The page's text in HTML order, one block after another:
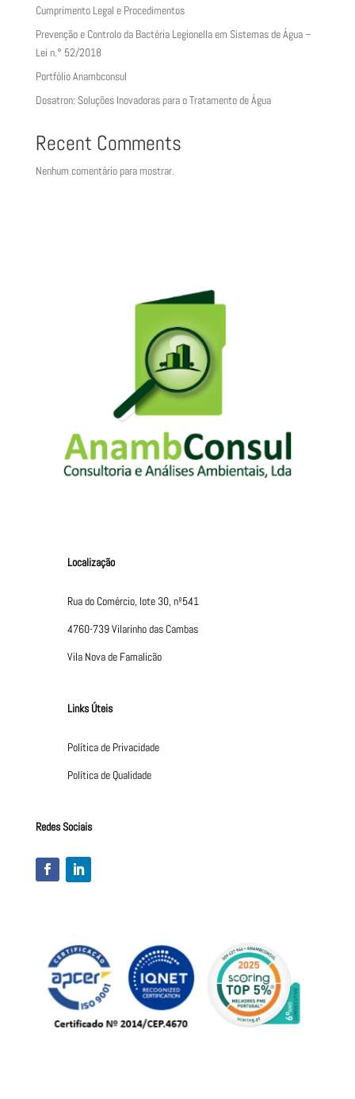
Cumprimento Legal e Procedimentos
Prevenção e Controlo da Bactéria Legionella em Sistemas de Água –
Lei n.° 52/2018
Portfólio Anambconsul
Dosatron: Soluções Inovadoras para o Tratamento de Água
Recent Comments
Nenhum comentário para mostrar.
Localização
Rua do Comércio, lote 30, nº541
4760-739 Vilarinho das Cambas
Vila Nova de Famalicão
Links Úteis
Política de Privacidade
Política de Qualidade
Redes Sociais